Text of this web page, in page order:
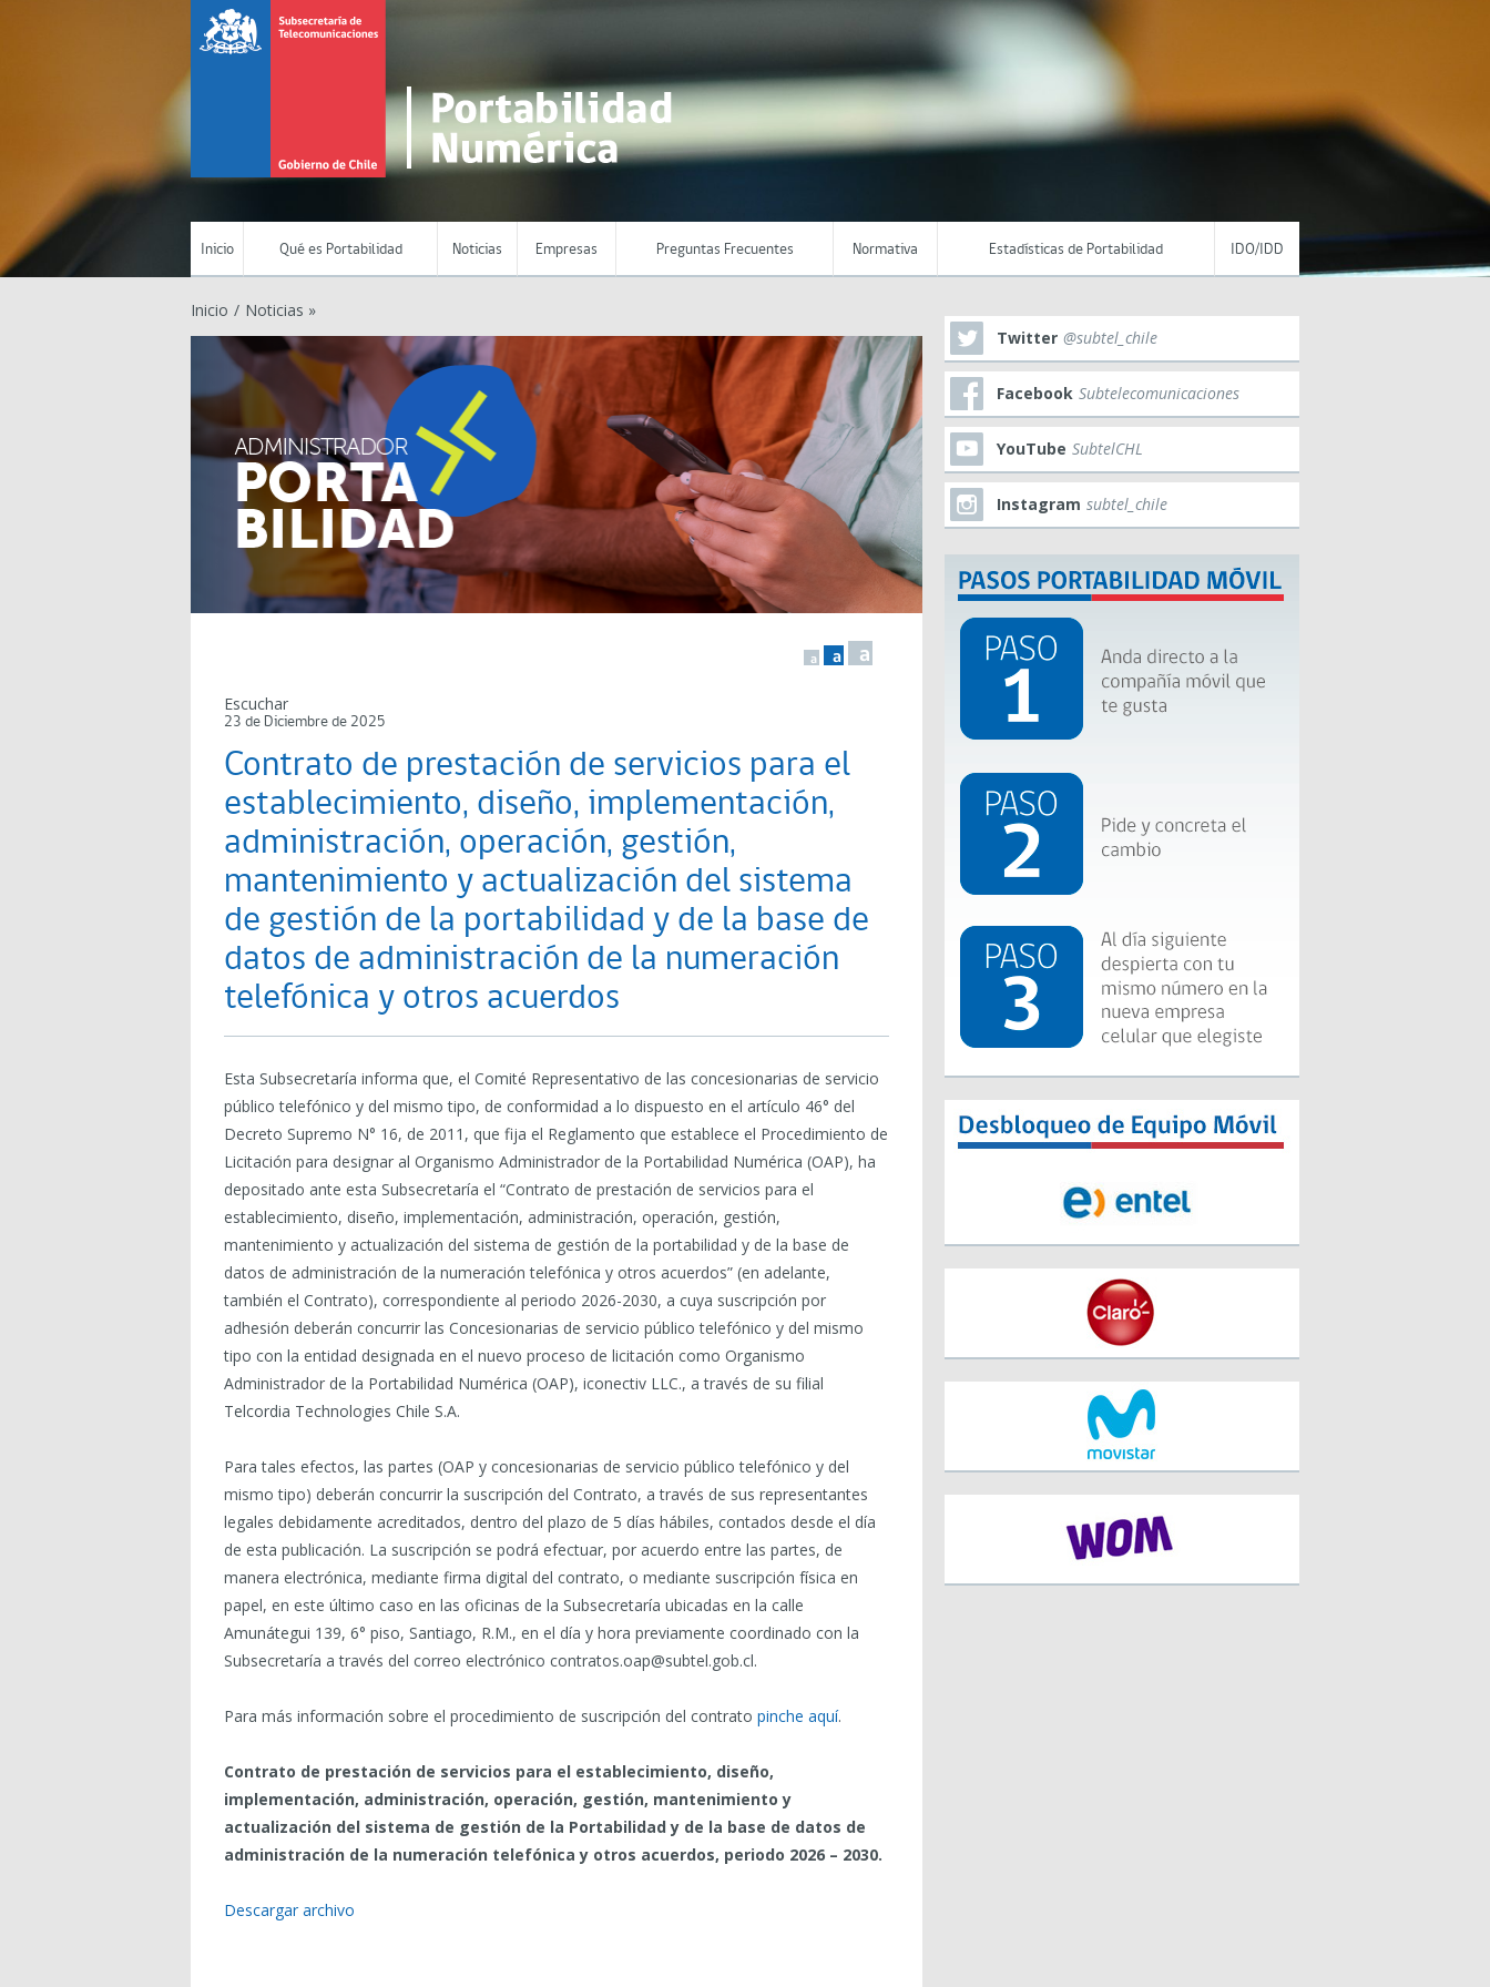
Inicio Qué es Portabilidad Noticias Empresas Preguntas Frecuentes Normativa Estadísticas de Portabilidad IDO/IDD
Inicio / Noticias »
a a a
Escuchar
23 de Diciembre de 2025
Contrato de prestación de servicios para el
establecimiento, diseño, implementación,
administración, operación, gestión,
mantenimiento y actualización del sistema
de gestión de la portabilidad y de la base de
datos de administración de la numeración
telefónica y otros acuerdos
Esta Subsecretaría informa que, el Comité Representativo de las concesionarias de servicio
público telefónico y del mismo tipo, de conformidad a lo dispuesto en el artículo 46° del
Decreto Supremo N° 16, de 2011, que fija el Reglamento que establece el Procedimiento de
Licitación para designar al Organismo Administrador de la Portabilidad Numérica (OAP), ha
depositado ante esta Subsecretaría el “Contrato de prestación de servicios para el
establecimiento, diseño, implementación, administración, operación, gestión,
mantenimiento y actualización del sistema de gestión de la portabilidad y de la base de
datos de administración de la numeración telefónica y otros acuerdos” (en adelante,
también el Contrato), correspondiente al periodo 2026-2030, a cuya suscripción por
adhesión deberán concurrir las Concesionarias de servicio público telefónico y del mismo
tipo con la entidad designada en el nuevo proceso de licitación como Organismo
Administrador de la Portabilidad Numérica (OAP), iconectiv LLC., a través de su filial
Telcordia Technologies Chile S.A.
Para tales efectos, las partes (OAP y concesionarias de servicio público telefónico y del
mismo tipo) deberán concurrir la suscripción del Contrato, a través de sus representantes
legales debidamente acreditados, dentro del plazo de 5 días hábiles, contados desde el día
de esta publicación. La suscripción se podrá efectuar, por acuerdo entre las partes, de
manera electrónica, mediante firma digital del contrato, o mediante suscripción física en
papel, en este último caso en las oficinas de la Subsecretaría ubicadas en la calle
Amunátegui 139, 6° piso, Santiago, R.M., en el día y hora previamente coordinado con la
Subsecretaría a través del correo electrónico contratos.oap@subtel.gob.cl.
Para más información sobre el procedimiento de suscripción del contrato pinche aquí.
Contrato de prestación de servicios para el establecimiento, diseño,
implementación, administración, operación, gestión, mantenimiento y
actualización del sistema de gestión de la Portabilidad y de la base de datos de
administración de la numeración telefónica y otros acuerdos, periodo 2026 – 2030.
Descargar archivo
Twitter @subtel_chile
Facebook Subtelecomunicaciones
YouTube SubtelCHL
Instagram subtel_chile